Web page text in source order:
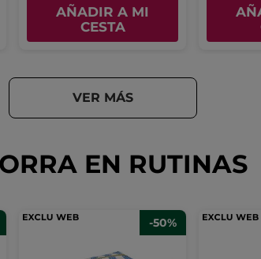
AÑADIR A MI
CESTA
VER MÁS
EN RUTINAS
-50%